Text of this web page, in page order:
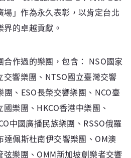
場」作為永久表彰，以肯定台北
的卓越貢獻。
作過的樂團，包含： NSO國家
交響樂團、NTSO國立臺灣交響
、ESO長榮交響樂團、NCO臺
樂團、HKCO香港中樂團、
中國廣播民族樂團、RSSO俄羅
佩斯杜南伊交響樂團、OM澳
弦樂團、OMM新加坡創樂者交響